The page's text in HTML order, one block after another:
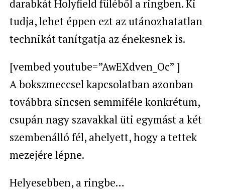
darabkát Holyfield füléből a ringben. Ki
tudja, lehet éppen ezt az utánozhatatlan
technikát tanítgatja az énekesnek is.
[vembed youtube=”AwEXdven_Oc” ]
A bokszmeccsel kapcsolatban azonban
továbbra sincsen semmiféle konkrétum,
csupán nagy szavakkal üti egymást a két
szembenálló fél, ahelyett, hogy a tettek
mezejére lépne.
Helyesebben, a ringbe…